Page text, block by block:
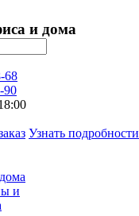
и дома
68
90
Узнать подробности
и